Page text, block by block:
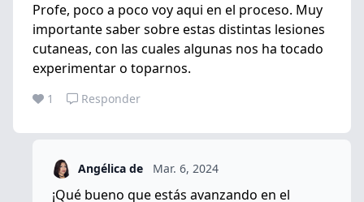
Profe, poco a poco voy aqui en el proceso. Muy
importante saber sobre estas distintas lesiones
cutaneas, con las cuales algunas nos ha tocado
experimentar o toparnos.
1 Responder
Angélica de Mar. 6, 2024
¡Qué bueno que estás avanzando en el